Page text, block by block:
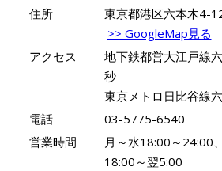
住所
東京都港区六本木4-
>> GoogleMap見る
アクセス
地下鉄都営大江戸線
秒
東京メトロ日比谷線
電話
03-5775-6540
営業時間
月～水18:00～24:00
18:00～翌5:00